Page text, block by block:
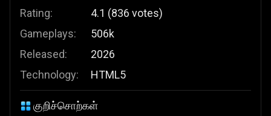
Rating:
Gameplays:
Released:
Technology:
4.1 (836 votes)
506k
2026
HTML5
குறிச்சொற்கள்